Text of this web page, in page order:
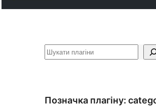
Пошук
Позначка плагіну: